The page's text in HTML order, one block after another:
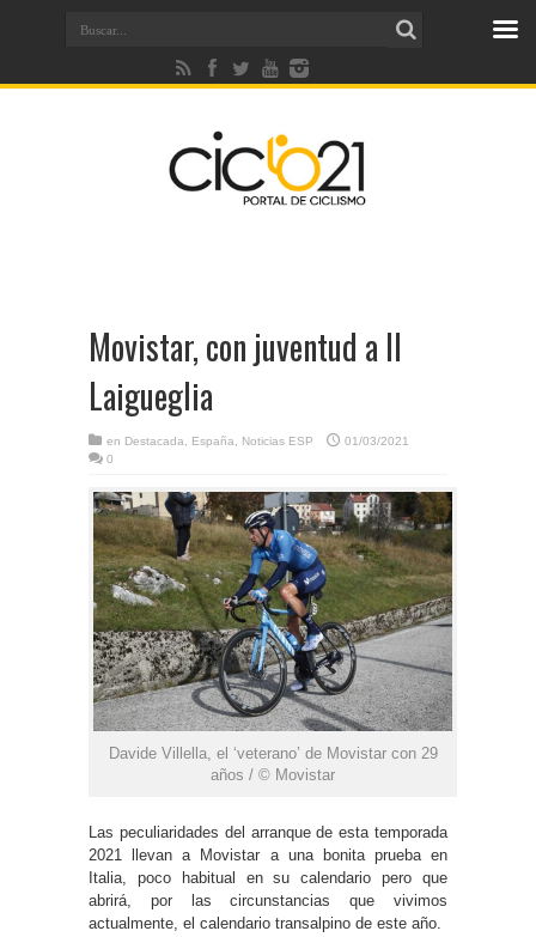
Movistar, con juventud a Il
Laigueglia
en Destacada España Noticias ESP
01/03/2021
0
Davide Villella, el ‘veterano’ de Movistar con 29
años / © Movistar
Las peculiaridades del arranque de esta temporada
2021 llevan a Movistar a una bonita prueba en
Italia, poco habitual en su calendario pero que
abrirá, por las circunstancias que vivimos
actualmente, el calendario transalpino de este año.